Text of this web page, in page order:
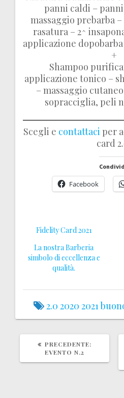
panni caldi –
massaggio prebarba
rasatura – 2^
applicazione
+
Shampoo
applicazione tonico –
– massaggio
sopracciglia, peli
Scegli e contattaci per
card
Facebook
Fidelity Card 2021
La nostra Barberia
simbolo di eccellenza e
qualità.
2.0 2020 2021
PRECEDENTE:
EVENTO N.2